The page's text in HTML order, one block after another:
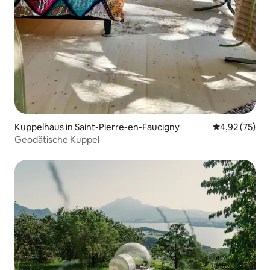
Kuppelhaus in Saint-Pierre-en-Faucigny
4,92 (75)
Geodätische Kuppel